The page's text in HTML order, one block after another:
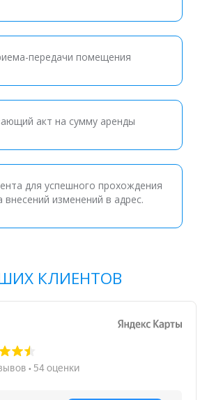
передачи помещения
акт на сумму аренды
для успешного прохождения
внесений изменений в адрес.
КЛИЕНТОВ